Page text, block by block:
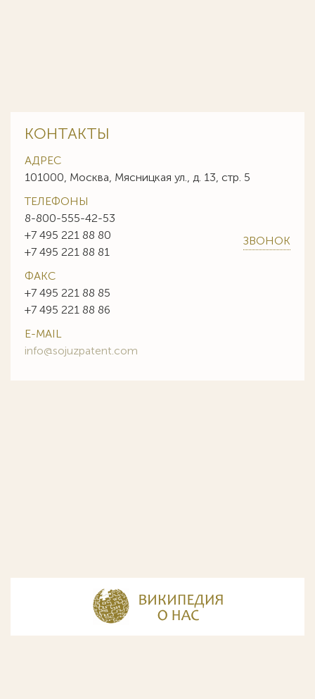
КОНТАКТЫ
АДРЕС
101000, Москва, Мясницкая ул., д. 13, стр. 5
ТЕЛЕФОНЫ
8-800-555-42-53
+7 495 221 88 80
+7 495 221 88 81
ЗВОНОК
ФАКС
+7 495 221 88 85
+7 495 221 88 86
E-MAIL
info@sojuzpatent.com